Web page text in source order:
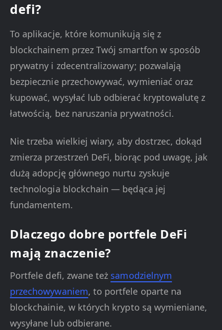
defi?
To aplikacje, które komunikują się z
blockchainem przez Twój smartfon w sposób
prywatny i zdecentralizowany; pozwalają
bezpiecznie przechowywać, wymieniać oraz
kupować, wysyłać lub odbierać kryptowalutę z
łatwością, bez naruszania prywatności.
Nie trzeba wielkiej wiary, aby dostrzec, dokąd
zmierza przestrzeń DeFi, biorąc pod uwagę, jak
dużą adopcję głównego nurtu zyskuje
technologia blockchain — będąca jej
fundamentem.
Dlaczego dobre portfele DeFi
mają znaczenie?
Portfele defi, zwane też samodzielnym
przechowywaniem, to portfele oparte na
blockchainie, w których krypto są wymieniane,
wysyłane lub odbierane.